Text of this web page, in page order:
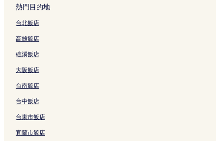
i
e
n
連
n
的
連
的
連
結
的
連
結
o
m
e
t
y
的
連
結
t
a
y
的
結
n
g
R
s
r
t
的
連
a
l
i
n
連
結
a
s
t
e
9
的
連
結
u
e
s
H
u
s
e
的
結
結
熱門目的地
台北飯店
高雄飯店
礁溪飯店
大阪飯店
台南飯店
台中飯店
台東市飯店
宜蘭市飯店